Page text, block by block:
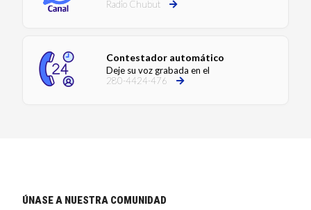
Radio Chubut
Contestador automático
Deje su voz grabada en el
280-4424-476
ÚNASE A NUESTRA COMUNIDAD